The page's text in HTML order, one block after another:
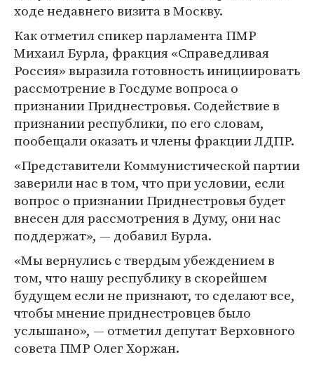
ходе недавнего визита в Москву.
Как отметил спикер парламента ПМР
Михаил Бурла, фракция «Справедливая
Россия» выразила готовность инициировать
рассмотрение в Госдуме вопроса о
признании Приднестровья. Содействие в
признании республики, по его словам,
пообещали оказать и члены фракции ЛДПР.
«Представители Коммунистической партии
заверили нас в том, что при условии, если
вопрос о признании Приднестровья будет
внесен для рассмотрения в Думу, они нас
поддержат», — добавил Бурла.
«Мы вернулись с твердым убеждением в
том, что нашу республику в скорейшем
будущем если не признают, то сделают все,
чтобы мнение приднестровцев было
услышано», — отметил депутат Верховного
совета ПМР Олег Хоржан.